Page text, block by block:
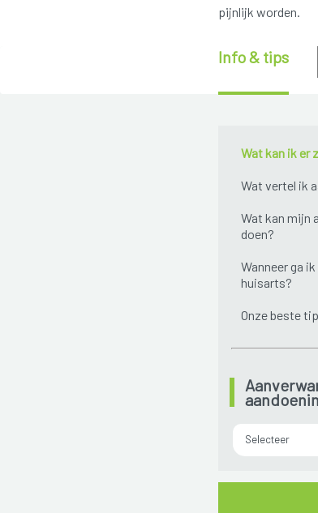
pijnlijk worden.
Wat kan ik er
Wat vertel ik
Wat kan mijn
doen?
Wanneer ga
huisarts?
Onze beste
Selecteer
Info & tips